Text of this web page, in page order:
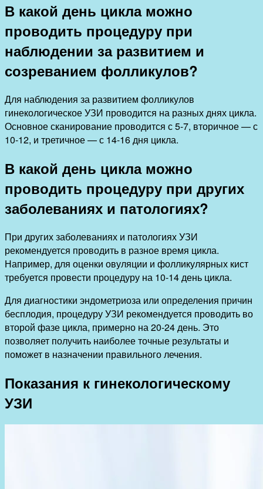
В какой день цикла можно
проводить процедуру при
наблюдении за развитием и
созреванием фолликулов?
Для наблюдения за развитием фолликулов
гинекологическое УЗИ проводится на разных днях цикла.
Основное сканирование проводится с 5-7, вторичное — с
10-12, и третичное — с 14-16 дня цикла.
В какой день цикла можно
проводить процедуру при других
заболеваниях и патологиях?
При других заболеваниях и патологиях УЗИ
рекомендуется проводить в разное время цикла.
Например, для оценки овуляции и фолликулярных кист
требуется провести процедуру на 10-14 день цикла.
Для диагностики эндометриоза или определения причин
бесплодия, процедуру УЗИ рекомендуется проводить во
второй фазе цикла, примерно на 20-24 день. Это
позволяет получить наиболее точные результаты и
поможет в назначении правильного лечения.
Показания к гинекологическому
УЗИ